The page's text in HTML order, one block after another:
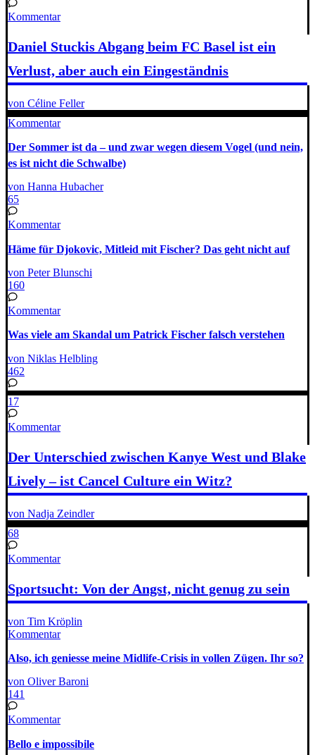
Kommentar
Daniel Stuckis Abgang beim FC Basel ist ein
Verlust, aber auch ein Eingeständnis
von Céline Feller
Kommentar
Der Sommer ist da – und zwar wegen diesem Vogel (und nein,
es ist nicht die Schwalbe)
von Hanna Hubacher
65
Kommentar
Häme für Djokovic, Mitleid mit Fischer? Das geht nicht auf
von Peter Blunschi
160
Kommentar
Was viele am Skandal um Patrick Fischer falsch verstehen
von Niklas Helbling
462
17
Kommentar
Der Unterschied zwischen Kanye West und Blake
Lively – ist Cancel Culture ein Witz?
von Nadja Zeindler
68
Kommentar
Sportsucht: Von der Angst, nicht genug zu sein
von Tim Kröplin
Kommentar
Also, ich geniesse meine Midlife-Crisis in vollen Zügen. Ihr so?
von Oliver Baroni
141
Kommentar
Bello e impossibile